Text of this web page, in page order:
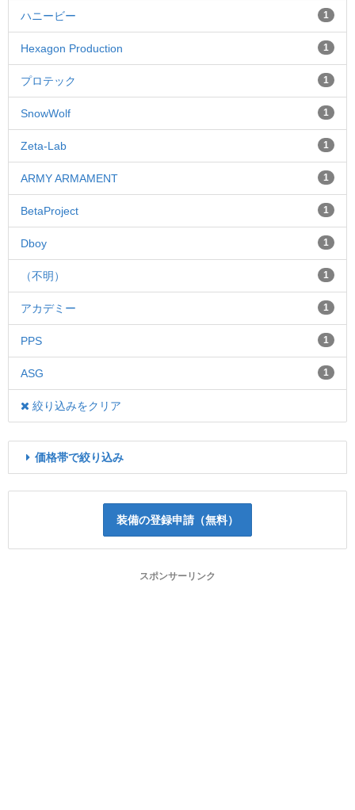
ハニービー 1
Hexagon Production 1
プロテック 1
SnowWolf 1
Zeta-Lab 1
ARMY ARMAMENT 1
BetaProject 1
Dboy 1
（不明） 1
アカデミー 1
PPS 1
ASG 1
絞り込みをクリア
価格帯で絞り込み
装備の登録申請（無料）
スポンサーリンク